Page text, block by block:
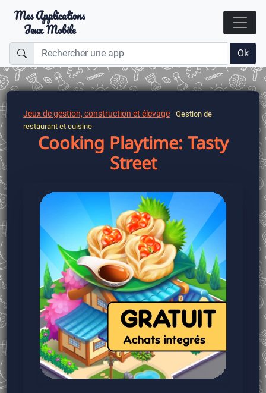
Mes Applications
Jeux Mobile
Ok
Jeux de gestion, construction et élevage-Gestion de
restaurant et cuisine
Cooking Playtime: Tasty
Street